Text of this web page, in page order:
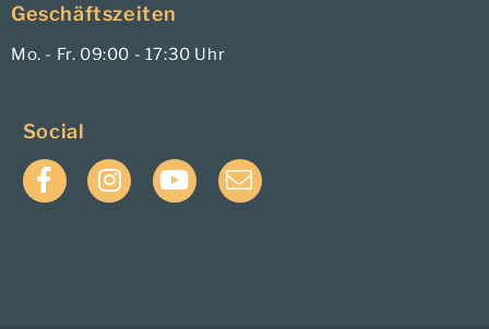
Geschäftszeiten
Mo. - Fr. 09:00 - 17:30 Uhr
Social
FacebookInstagramYouTubeE-
Mail